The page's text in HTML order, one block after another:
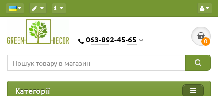
063-892-45-65 0
Категорії